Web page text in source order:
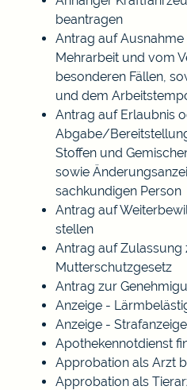
beantragen
Antrag auf
Mehrarbeit und vom
besonderen Fällen,
und dem
Antrag auf Erlaubnis
Abgabe/
Stoffen und
sowie
sachkundigen Person
Antrag auf
stellen
Antrag auf Zulassung
Mutterschutzgesetz
Antrag zur
Anzeige -
Anzeige -
Apothekennotdienst
Approbation als Arzt
Approbation als